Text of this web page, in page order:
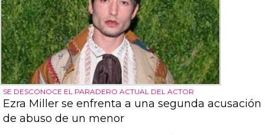
SE DESCONOCE EL PARADERO ACTUAL DEL ACTOR
Ezra Miller se enfrenta a una segunda acusación
de abuso de un menor